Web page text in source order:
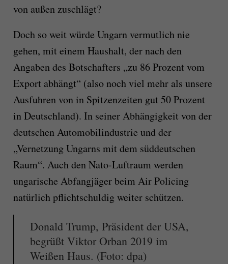
von außen zuschlägt?
Doch so weit würde Ungarn vermutlich nie
gehen, mit einem Haushalt, der nach den
Angaben des Botschafters „zu 86 Prozent vom
Export abhängt“ (also noch viel mehr als unsere
Ausfuhren von in Spitzenzeiten gut 50 Prozent
in Deutschland). In seiner Abhängigkeit von der
deutschen Automobilindustrie und der
„Vernetzung Ungarns mit dem süddeutschen
Raum“. Auch den Nato-Luftraum werden
ungarische Abfangjäger beim Air Policing
natürlich pflichtschuldig weiter schützen.
Donald Trump, Präsident der USA,
begrüßt Viktor Orban 2019 im
Weißen Haus. (Foto: dpa)